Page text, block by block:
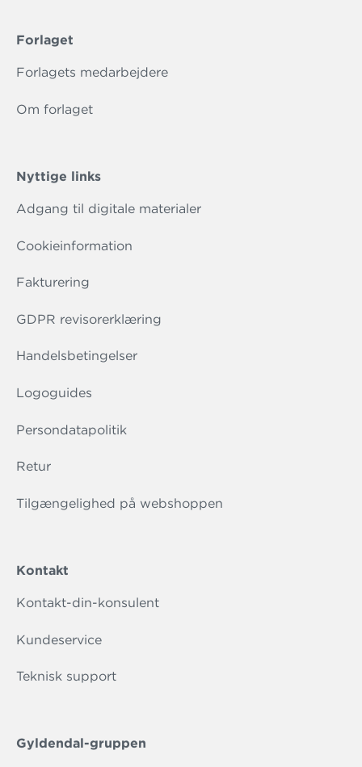
Forlaget
Forlagets medarbejdere
Om forlaget
Nyttige links
Adgang til digitale materialer
Cookieinformation
Fakturering
GDPR revisorerklæring
Handelsbetingelser
Logoguides
Persondatapolitik
Retur
Tilgængelighed på webshoppen
Kontakt
Kontakt-din-konsulent
Kundeservice
Teknisk support
Gyldendal-gruppen